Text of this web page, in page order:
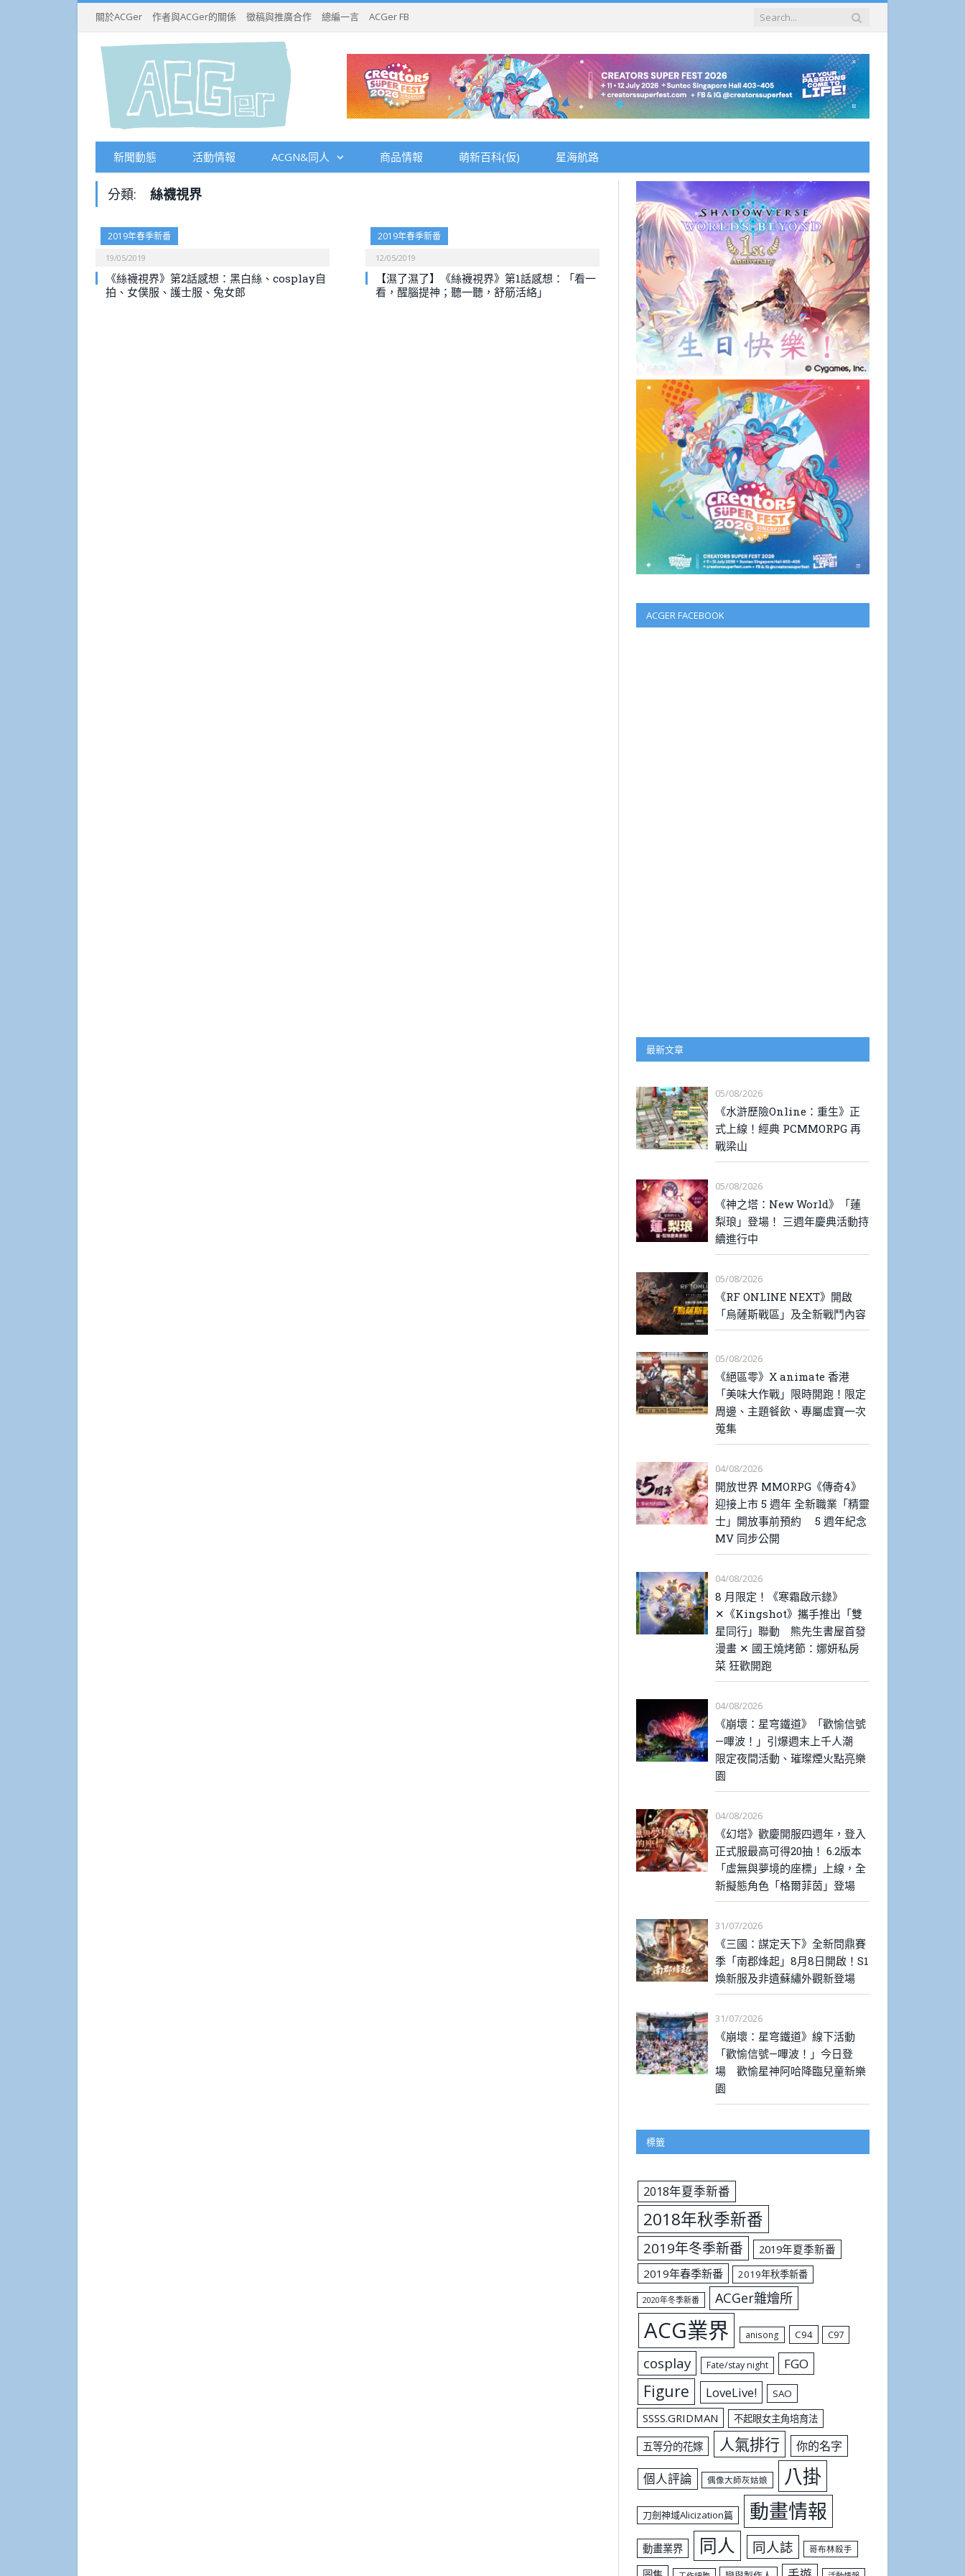
關於ACGer 作者與ACGer的關係 徵稿與推廣合作 總編一言 ACGer FB
新聞動態 活動情報 ACGN&同人 商品情報 萌新百科(仮) 星海航路
分類: 絲襪視界
2019年春季新番
19/05/2019
《絲襪視界》第2話感想：黑白絲、cosplay自
拍、女僕服、護士服、兔女郎
2019年春季新番
12/05/2019
【濕了濕了】《絲襪視界》第1話感想：「看一
看，醒腦提神；聽一聽，舒筋活絡」
ACGER FACEBOOK
最新文章
05/08/2026
《水滸歷險Online：重生》正
式上線！經典 PCMMORPG 再
戰梁山
05/08/2026
《神之塔：New World》「蓮
梨琅」登場！ 三週年慶典活動持
續進行中
05/08/2026
《RF ONLINE NEXT》開啟
「烏薩斯戰區」及全新戰鬥內容
05/08/2026
《絕區零》X animate 香港
「美味大作戰」限時開跑！限定
周邊、主題餐飲、專屬虛寶一次
蒐集
04/08/2026
開放世界 MMORPG《傳奇4》
迎接上市 5 週年 全新職業「精靈
士」開放事前預約 5 週年紀念
MV 同步公開
04/08/2026
8 月限定！《寒霜啟示錄》
✕《Kingshot》攜手推出「雙
星同行」聯動 熊先生書屋首發
漫畫 ✕ 國王燒烤節：娜妍私房
菜 狂歡開跑
04/08/2026
《崩壞：星穹鐵道》「歡愉信號
—嗶波！」引爆週末上千人潮
限定夜間活動、璀璨煙火點亮樂
園
04/08/2026
《幻塔》歡慶開服四週年，登入
正式服最高可得20抽！ 6.2版本
「虛無與夢境的座標」上線，全
新擬態角色「格爾菲茵」登場
31/07/2026
《三國：謀定天下》全新問鼎賽
季「南郡烽起」8月8日開啟！S1
煥新服及非遺蘇繡外觀新登場
31/07/2026
《崩壞：星穹鐵道》線下活動
「歡愉信號—嗶波！」今日登
場 歡愉星神阿哈降臨兒童新樂
園
標籤
2018年夏季新番
2018年秋季新番
2019年冬季新番
2019年夏季新番
2019年春季新番
2019年秋季新番
2020年冬季新番 ACGer雜燴所
ACG業界 anisong C94 C97
cosplay Fate/stay night FGO
Figure LoveLive! SAO
SSSS.GRIDMAN 不起眼女主角培育法
五等分的花嫁 人氣排行 你的名字
個人評論 偶像大師灰姑娘 八掛
刀劍神域Alicization篇 動畫情報
動畫業界 同人 同人誌 哥布林殺手